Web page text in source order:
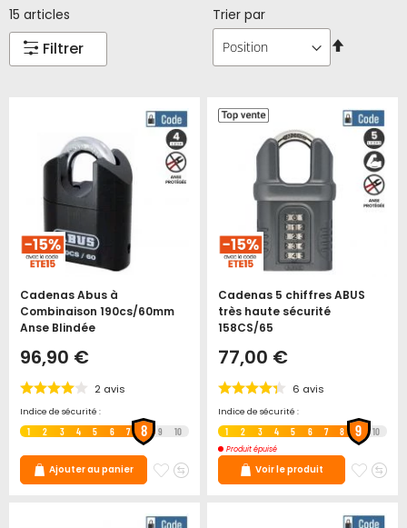
15 articles
Trier par
Filtrer
Cadenas Abus à
Combinaison 190cs/60mm
Anse Blindée
96,90 €
2 avis
Indice de sécurité :
1 2 3 4 5 6 7 8 9 10
Ajouter au panier
AjouterAjouter
Cadenas 5 chiffres ABUS
très haute sécurité
158CS/65
77,00 €
6 avis
Indice de sécurité :
1 2 3 4 5 6 7 8 9 10
Produit épuisé
Voir le produit